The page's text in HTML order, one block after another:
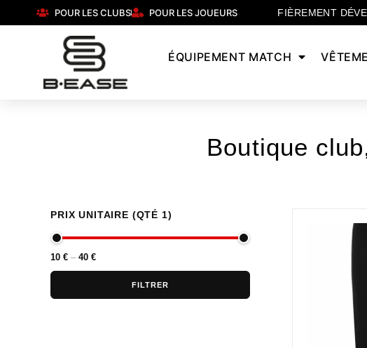
POUR LES CLUBS POUR LES JOUEURS FIÈREMENT
ÉQUIPEMENT MATCH
Boutique club
PRIX UNITAIRE (QTÉ 1)
FILTRER
10 € 40 €